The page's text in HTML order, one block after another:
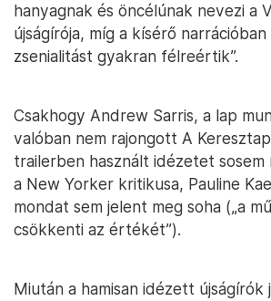
hanyagnak és öncélúnak nevezi a
újságírója, míg a kísérő
zsenialitást gyakran félreértik”.
Csakhogy Andrew Sarris, a lap
valóban nem rajongott A
trailerben használt idézetet
a New Yorker kritikusa, Pauline
mondat sem jelent meg soha („a
csökkenti az értékét”).
Miután a hamisan idézett újságírók